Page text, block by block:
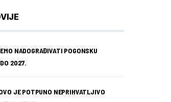
NADOGRAĐIVATI POGONSKU
2027.
JE POTPUNO NEPRIHVATLJIVO